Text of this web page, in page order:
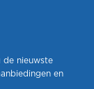
de nieuwste
en